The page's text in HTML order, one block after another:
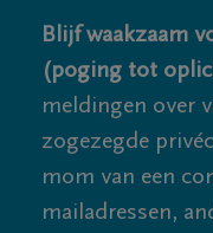
Blijf waakzaam
(poging tot
meldingen over
zogezegde
mom van een
mailadressen,